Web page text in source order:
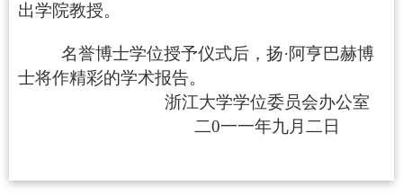
出学院教授。
名誉博士学位授予仪式后，扬·阿亨巴赫博
士将作精彩的学术报告。
浙江大学学位委员会办公室
二0一一年九月二日